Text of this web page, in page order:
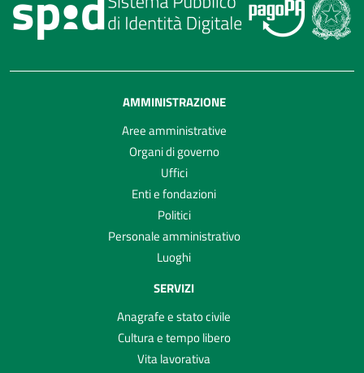
AMMINISTRAZIONE
Aree amministrative
Organi di governo
Uffici
Enti e fondazioni
Politici
Personale amministrativo
Luoghi
SERVIZI
Anagrafe e stato civile
Cultura e tempo libero
Vita lavorativa